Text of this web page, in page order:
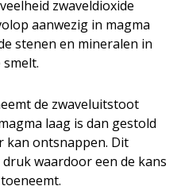
zwaveldioxide
aanwezig in magma
stenen en mineralen in
de zwaveluitstoot
laag is dan gestold
kan ontsnappen. Dit
waardoor een de kans